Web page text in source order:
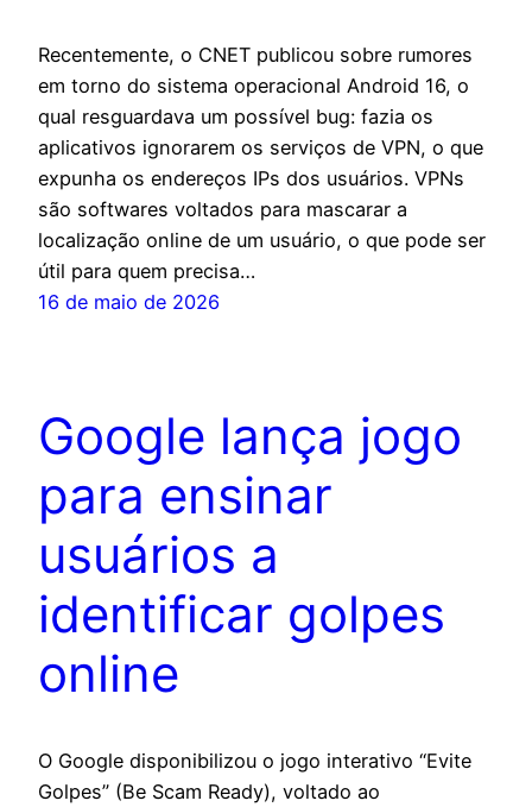
Recentemente, o CNET publicou sobre rumores
em torno do sistema operacional Android 16, o
qual resguardava um possível bug: fazia os
aplicativos ignorarem os serviços de VPN, o que
expunha os endereços IPs dos usuários. VPNs
são softwares voltados para mascarar a
localização online de um usuário, o que pode ser
útil para quem precisa…
16 de maio de 2026
Google lança jogo
para ensinar
usuários a
identificar golpes
online
O Google disponibilizou o jogo interativo “Evite
Golpes” (Be Scam Ready), voltado ao